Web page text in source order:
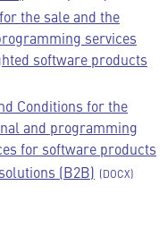
the sale and the
services
software products
Conditions for the
and programming
for software products
(B2B)